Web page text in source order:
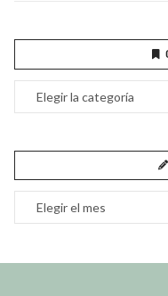
Categorías
Archivos